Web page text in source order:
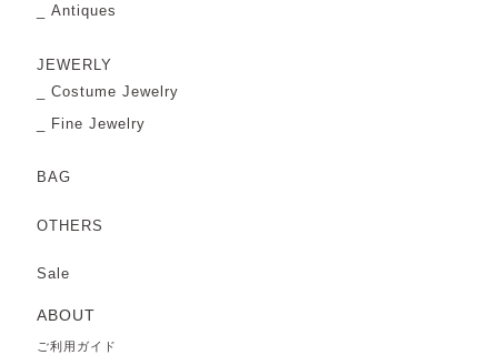
Antiques
JEWERLY
Costume Jewelry
Fine Jewelry
BAG
OTHERS
Sale
ABOUT
ご利用ガイド